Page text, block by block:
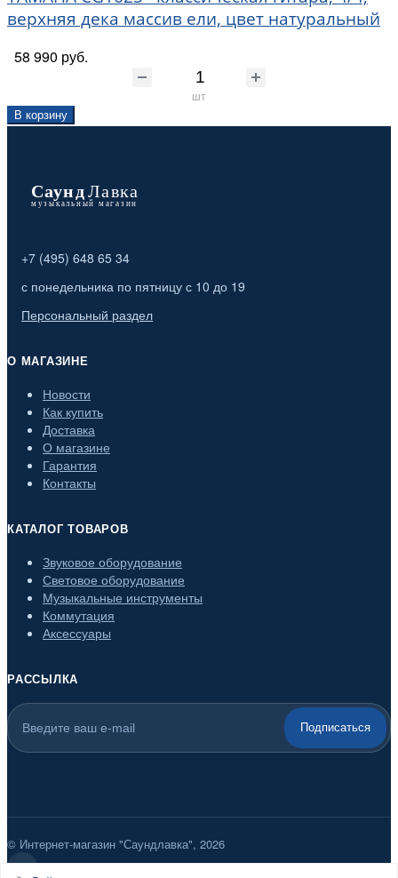
верхняя дека массив ели, цвет натуральный
58 990 руб.
шт
В корзину
+7 (495) 648 65 34
с понедельника по пятницу с 10 до 19
Персональный раздел
О МАГАЗИНЕ
Новости
Как купить
Доставка
О магазине
Гарантия
Контакты
КАТАЛОГ ТОВАРОВ
Звуковое оборудование
Световое оборудование
Музыкальные инструменты
Коммутация
Аксессуары
РАССЫЛКА
Подписаться
© Интернет-магазин "Саундлавка", 2026